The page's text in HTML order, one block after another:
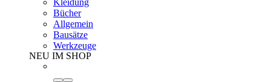
Kleidung
Bücher
Allgemein
Bausätze
Werkzeuge
NEU IM SHOP